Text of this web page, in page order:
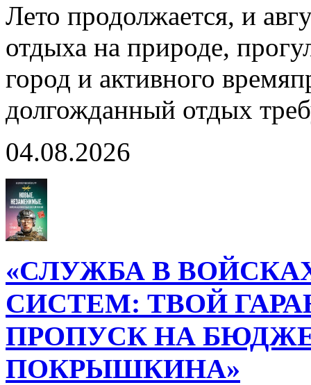
Лето продолжается, и
отдыха на природе,
город и активного
долгожданный отдых
04.08.2026
«СЛУЖБА В
СИСТЕМ: ТВОЙ
ПРОПУСК НА
ПОКРЫШКИНА»